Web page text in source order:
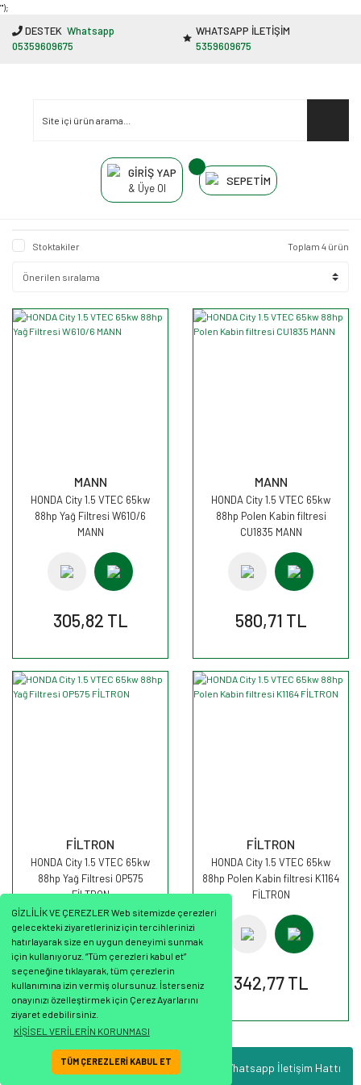
GİZLİLİK VE ÇEREZLER Web sitemizde çerezleri
gelecekteki ziyaretleriniz için tercihlerinizi
hatırlayarak size en uygun deneyimi sunmak
için kullanıyoruz. “Tüm çerezleri kabul et”
seçeneğine tıklayarak, tüm çerezlerin
kullanımına izin vermiş olursunuz. İsterseniz
onayınızı özelleştirmek için Çerez Ayarlarını
ziyaret edebilirsiniz.
KİŞİSEL VERİLERİN KORUNMASI
TÜM ÇEREZLERİ KABUL ET
"');
Whatsapp İletişim Hattı
DESTEK Whatsapp
05359609675
WHATSAPP İLETİŞİM
5359609675
GİRİŞ YAP
& Üye Ol
SEPETİM
Stoktakiler Toplam 4 ürün
MANN
HONDA City 1.5 VTEC 65kw
88hp Yağ Filtresi W610/6
MANN
305,82 TL
MANN
HONDA City 1.5 VTEC 65kw
88hp Polen Kabin filtresi
CU1835 MANN
580,71 TL
FİLTRON
HONDA City 1.5 VTEC 65kw
88hp Yağ Filtresi OP575
FİLTRON
234,30 TL
FİLTRON
HONDA City 1.5 VTEC 65kw
88hp Polen Kabin filtresi K1164
FİLTRON
342,77 TL